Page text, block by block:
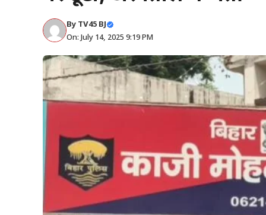
By TV45 BJ
On: July 14, 2025 9:19 PM